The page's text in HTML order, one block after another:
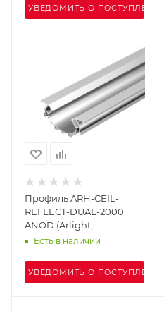
УВЕДОМИТЬ О ПОСТУПЛЕНИИ
Профиль ARH-CEIL-
REFLECT-DUAL-2000
ANOD (Arlight,
Алюминий)
Есть в наличии
УВЕДОМИТЬ О ПОСТУПЛЕНИИ